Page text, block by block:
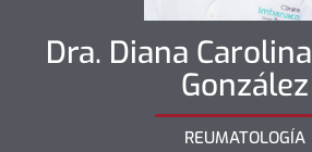
Dra. Diana Carolina
González
REUMATOLOGÍA